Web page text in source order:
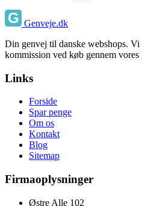
Genveje.dk
Din genvej til danske webshops.
kommission ved køb gennem vores
Links
Forside
Spar penge
Om os
Kontakt
Blog
Sitemap
Firmaoplysninger
Østre Alle 102